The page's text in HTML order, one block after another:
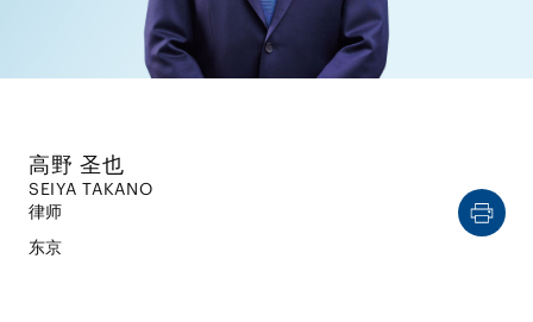
高野 圣也
SEIYA TAKANO
律师
东京